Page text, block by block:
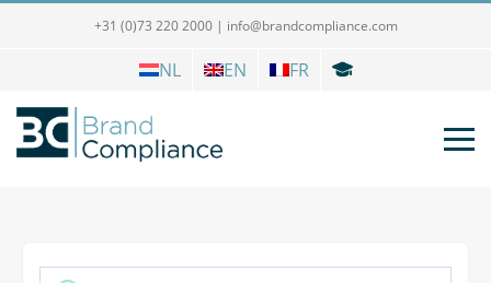
+31 (0)73 220 2000 | info@brandcompliance.com
NL EN FR